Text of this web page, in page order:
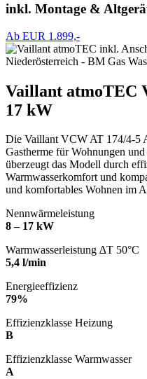
inkl. Montage &
Ab EUR 1.899,-
Vaillant atmoTEC
17 kW
Die Vaillant VCW AT 174/4-5
Gastherme für Wohnungen
überzeugt das Modell durch
Warmwasserkomfort und
und komfortables Wohnen im
Nennwärmeleistung
8 – 17 kW
Warmwasserleistung ∆T 50°C
5,4 l/min
Energieeffizienz
79%
Effizienzklasse Heizung
B
Effizienzklasse Warmwasser
A